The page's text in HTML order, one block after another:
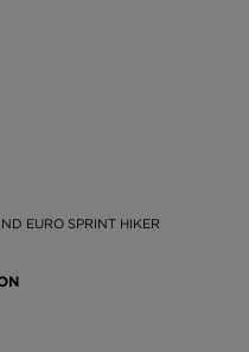
EURO SPRINT HIKER